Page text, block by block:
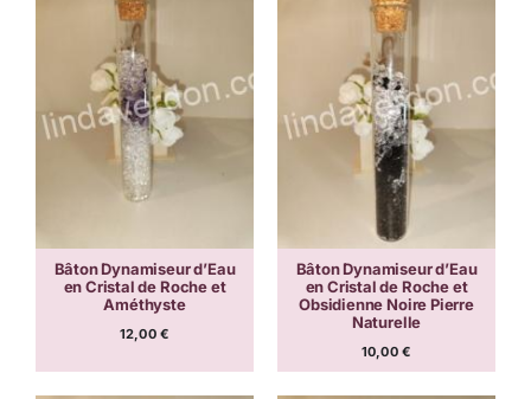
Bâton Dynamiseur d’Eau
en Cristal de Roche et
Améthyste
12,00 €
Bâton Dynamiseur d’Eau
en Cristal de Roche et
Obsidienne Noire Pierre
Naturelle
10,00 €